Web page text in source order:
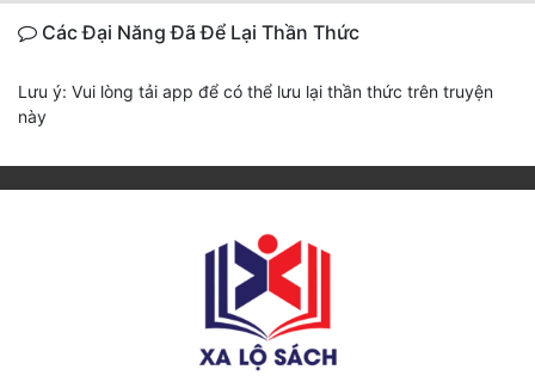
Các Đại Năng Đã Để Lại Thần Thức
Lưu ý: Vui lòng tải app để có thể lưu lại thần thức trên truyện
này